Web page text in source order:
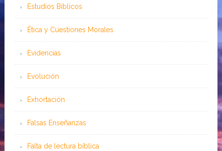
Estudios Bíblicos
Ética y Cuestiones Morales
Evidencias
Evolución
Exhortación
Falsas Enseñanzas
Falta de lectura bíblica